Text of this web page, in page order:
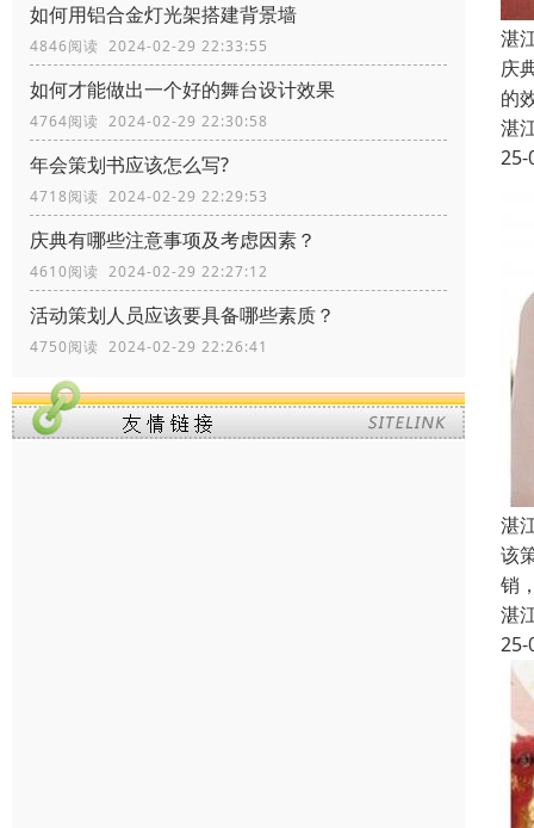
如何用铝合金灯光架搭建背景墙
4846阅读 2024-02-29 22:33:55
如何才能做出一个好的舞台设计效果
4764阅读 2024-02-29 22:30:58
年会策划书应该怎么写?
4718阅读 2024-02-29 22:29:53
庆典有哪些注意事项及考虑因素？
4610阅读 2024-02-29 22:27:12
活动策划人员应该要具备哪些素质？
4750阅读 2024-02-29 22:26:41
湛
庆
的
湛
25-
湛
该
销
湛
25-